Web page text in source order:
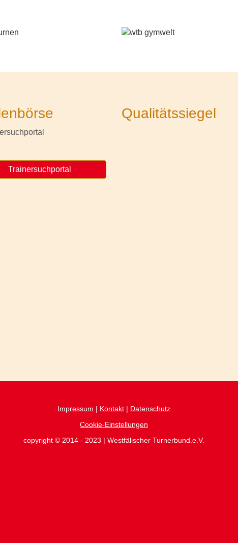
Trainersuchportal
Qualitätssiegel
Impressum | Kontakt | Datenschutz
Cookie-Einstellungen
copyright © 2014 - 2023 | Westfälischer Turnerbund.e.V.